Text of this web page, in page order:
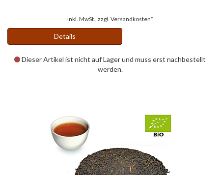
inkl. MwSt., zzgl. Versandkosten*
Details
Dieser Artikel ist nicht auf Lager und muss erst nachbestellt
werden.